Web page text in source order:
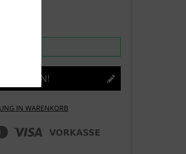
IN WARENKORB